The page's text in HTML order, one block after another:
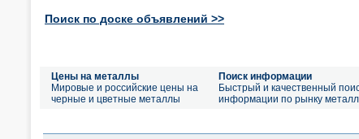
Поиск по доске объявлений >>
Цены на металлы
Мировые и российские цены на
черные и цветные металлы
Поиск информации
Быстрый и качественный
информации по рынку